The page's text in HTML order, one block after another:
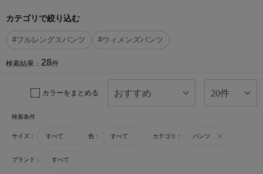
カテゴリで絞り込む
#フルレングスパンツ #ウィメンズパンツ
検索結果： 28件
カラーをまとめる
検索条件
サイズ： すべて 色： すべて カテゴリ： パンツ
ブランド： すべて